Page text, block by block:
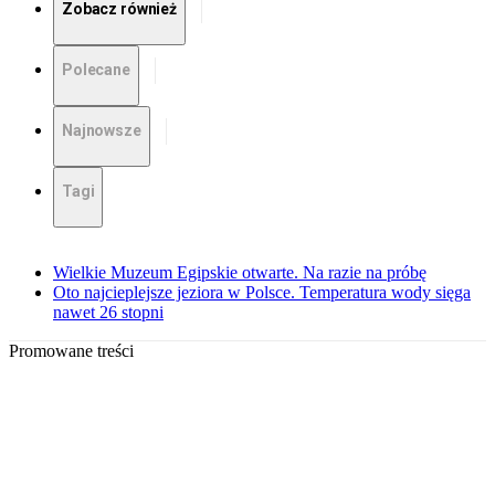
Zobacz również
Polecane
Najnowsze
Tagi
Wielkie Muzeum Egipskie otwarte. Na razie na próbę
Oto najcieplejsze jeziora w Polsce. Temperatura wody sięga
nawet 26 stopni
Promowane treści